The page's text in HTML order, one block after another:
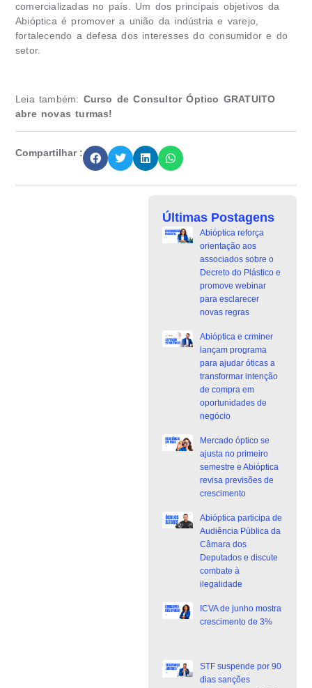
comercializadas no país. Um dos principais objetivos da
Abióptica é promover a união da indústria e varejo,
fortalecendo a defesa dos interesses do consumidor e do
setor.
Leia também: Curso de Consultor Óptico GRATUITO
abre novas turmas!
Compartilhar :
Últimas Postagens
Abióptica reforça
orientação aos
associados sobre o
Decreto do Plástico e
promove webinar
para esclarecer
novas regras
Abióptica e crminer
lançam programa
para ajudar óticas a
transformar intenção
de compra em
oportunidades de
negócio
Mercado óptico se
ajusta no primeiro
semestre e Abióptica
revisa previsões de
crescimento
Abióptica participa de
Audiência Pública da
Câmara dos
Deputados e discute
combate à
ilegalidade
ICVA de junho mostra
crescimento de 3%
STF suspende por 90
dias sanções